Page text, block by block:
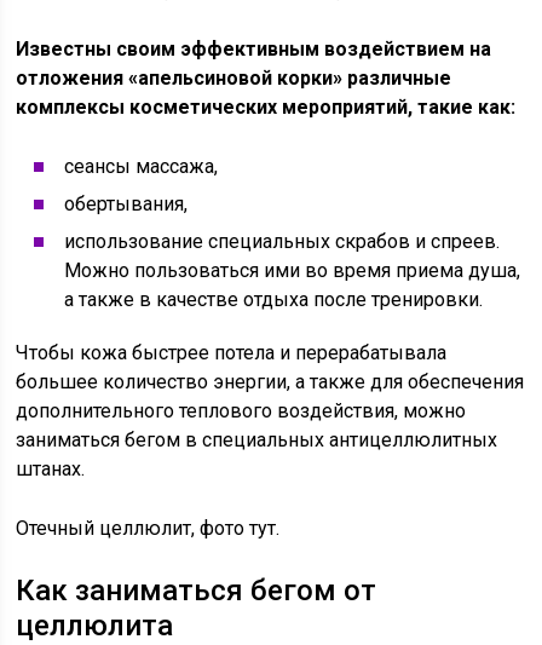
Известны своим эффективным воздействием на
отложения «апельсиновой корки» различные
комплексы косметических мероприятий, такие как:
сеансы массажа,
обертывания,
использование специальных скрабов и спреев.
Можно пользоваться ими во время приема душа,
а также в качестве отдыха после тренировки.
Чтобы кожа быстрее потела и перерабатывала
большее количество энергии, а также для обеспечения
дополнительного теплового воздействия, можно
заниматься бегом в специальных антицеллюлитных
штанах.
Отечный целлюлит, фото тут.
Как заниматься бегом от
целлюлита